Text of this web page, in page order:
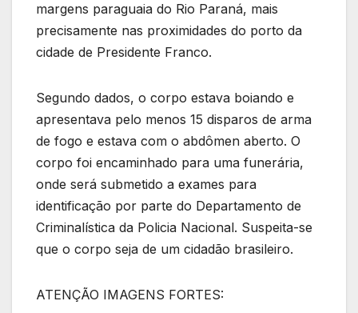
margens paraguaia do Rio Paraná, mais
precisamente nas proximidades do porto da
cidade de Presidente Franco.
Segundo dados, o corpo estava boiando e
apresentava pelo menos 15 disparos de arma
de fogo e estava com o abdômen aberto. O
corpo foi encaminhado para uma funerária,
onde será submetido a exames para
identificação por parte do Departamento de
Criminalística da Policia Nacional. Suspeita-se
que o corpo seja de um cidadão brasileiro.
ATENÇÃO IMAGENS FORTES: